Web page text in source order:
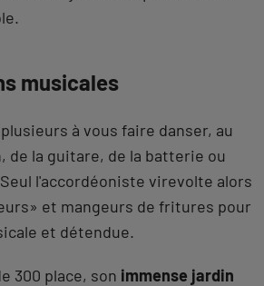
musicales
à vous faire danser, au
de la guitare, de la batterie ou
l'accordéoniste virevolte alors
et mangeurs de fritures pour
et détendue.
300 place, son immense jardin